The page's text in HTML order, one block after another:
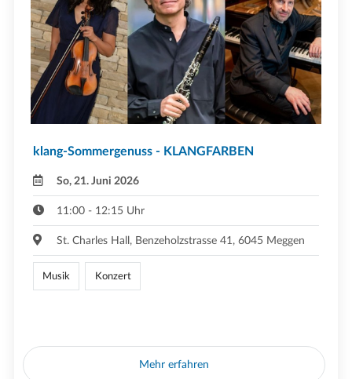
klang-Sommergenuss - KLANGFARBEN
So, 21. Juni 2026
11:00 - 12:15 Uhr
St. Charles Hall, Benzeholzstrasse 41, 6045 Meggen
Musik Konzert
Mehr erfahren